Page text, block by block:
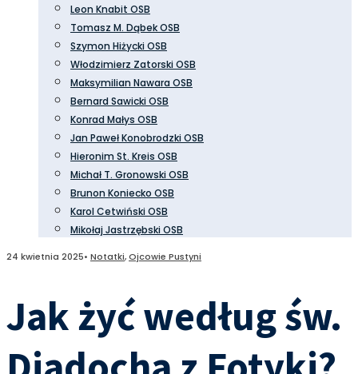
Leon Knabit OSB
Tomasz M. Dąbek OSB
Szymon Hiżycki OSB
Włodzimierz Zatorski OSB
Maksymilian Nawara OSB
Bernard Sawicki OSB
Konrad Małys OSB
Jan Paweł Konobrodzki OSB
Hieronim St. Kreis OSB
Michał T. Gronowski OSB
Brunon Koniecko OSB
Karol Cetwiński OSB
Mikołaj Jastrzębski OSB
24 kwietnia 2025• Notatki,Ojcowie Pustyni
Jak żyć według św.